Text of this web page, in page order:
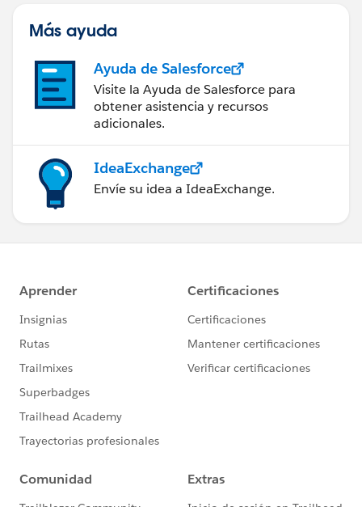
Más ayuda
Ayuda de Salesforce
Visite la Ayuda de Salesforce para
obtener asistencia y recursos
adicionales.
IdeaExchange
Envíe su idea a IdeaExchange.